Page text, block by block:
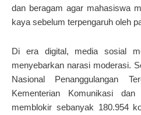
dan beragam agar mahasiswa
kaya sebelum terpengaruh oleh
Di era digital, media sosial
menyebarkan narasi moderasi.
Nasional Penanggulangan
Kementerian Komunikasi
memblokir sebanyak 180.954